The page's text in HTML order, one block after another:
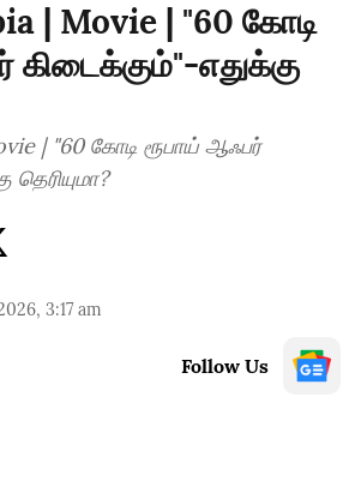
| Movie | "60 கோடி
கிடைக்கும்"-எதுக்கு
| "60 கோடி ரூபாய் ஆஃபர்
தெரியுமா?
3:17 am
Follow Us